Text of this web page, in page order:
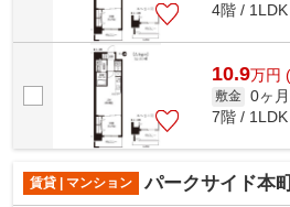
4階 /
10.9万円
敷金 0ヶ月
7階 /
賃貸 | マンション パークサイド本町